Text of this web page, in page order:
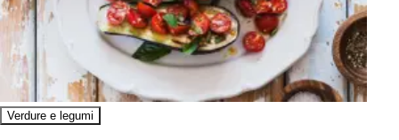
Verdure e legumi